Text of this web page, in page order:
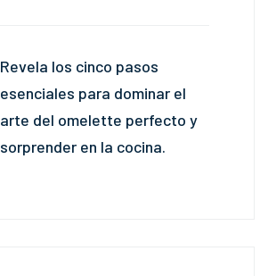
Revela los cinco pasos
esenciales para dominar el
arte del omelette perfecto y
sorprender en la cocina.